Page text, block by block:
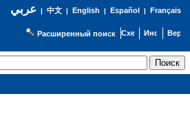
عربي| 中文| English | Español | Français
Расширенный поиск